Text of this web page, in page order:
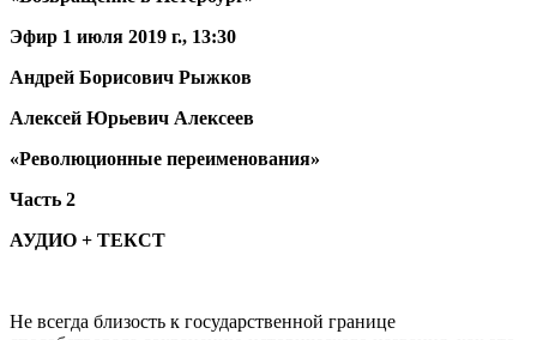
Эфир 1 июля 2019 г., 13:30
Андрей Борисович Рыжков
Алексей Юрьевич Алексеев
«Революционные переименования»
Часть 2
АУДИО + ТЕКСТ
Не всегда близость к государственной границе